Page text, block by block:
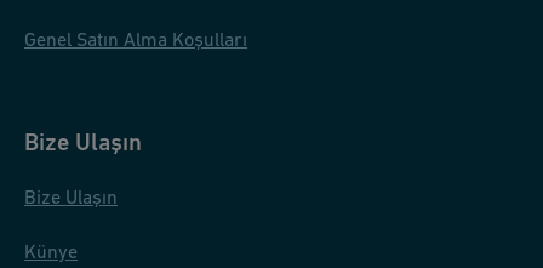
Genel Satın Alma Koşulları
Bize Ulaşın
Bize Ulaşın
Künye